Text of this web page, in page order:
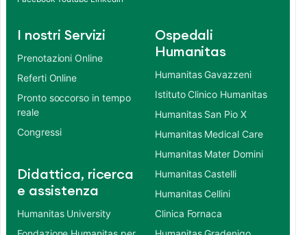
I nostri Servizi
Prenotazioni Online
Referti Online
Pronto soccorso in tempo
reale
Congressi
Didattica, ricerca
e assistenza
Humanitas University
Ospedali
Humanitas
Humanitas Gavazzeni
Istituto Clinico Humanitas
Humanitas San Pio X
Humanitas Medical Care
Humanitas Mater Domini
Humanitas Castelli
Humanitas Cellini
Clinica Fornaca